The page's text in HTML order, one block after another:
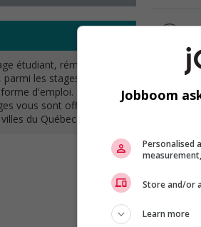
étudiant, rémunéré ou
les stages offerts
d'emploi. De
vous sont offerts et ce,
du Québec.
Jobboom
Personalised
Store and/or
Learn more